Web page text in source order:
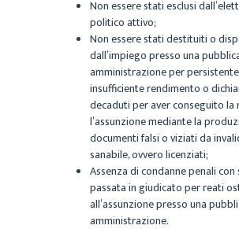
Non essere stati esclusi
politico attivo;
Non essere stati destituiti o
dall’impiego presso una
amministrazione per persistente
insufficiente rendimento o
decaduti per aver conseguito la
l’assunzione mediante la
documenti falsi o viziati da
sanabile, ovvero licenziati;
Assenza di condanne penali con
passata in giudicato per reati
all’assunzione presso una
amministrazione.